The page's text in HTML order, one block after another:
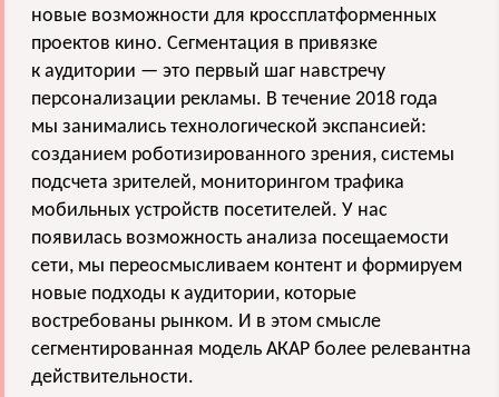
новые возможности для кроссплатформенных
проектов кино. Сегментация в привязке
к аудитории — это первый шаг навстречу
персонализации рекламы. В течение 2018 года
мы занимались технологической экспансией:
созданием роботизированного зрения, системы
подсчета зрителей, мониторингом трафика
мобильных устройств посетителей. У нас
появилась возможность анализа посещаемости
сети, мы переосмысливаем контент и формируем
новые подходы к аудитории, которые
востребованы рынком. И в этом смысле
сегментированная модель АКАР более релевантна
действительности.